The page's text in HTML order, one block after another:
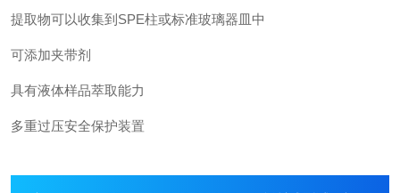
提取物可以收集到SPE柱或标准玻璃器皿中
可添加夹带剂
具有液体样品萃取能力
多重过压安全保护装置